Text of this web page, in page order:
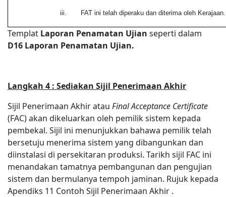
iii. FAT ini telah diperaku dan diterima oleh Kerajaan.
Templat Laporan Penamatan Ujian seperti dalam
D16 Laporan Penamatan Ujian.
Langkah 4 : Sediakan Sijil Penerimaan Akhir
Sijil Penerimaan Akhir atau Final Acceptance Certificate
(FAC) akan dikeluarkan oleh pemilik sistem kepada
pembekal. Sijil ini menunjukkan bahawa pemilik telah
bersetuju menerima sistem yang dibangunkan dan
diinstalasi di persekitaran produksi. Tarikh sijil FAC ini
menandakan tamatnya pembangunan dan pengujian
sistem dan bermulanya tempoh jaminan. Rujuk kepada
Apendiks 11 Contoh Sijil Penerimaan Akhir .